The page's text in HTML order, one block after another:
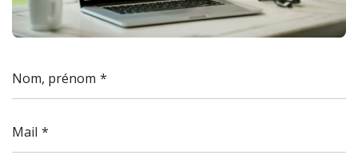
Nom, prénom
Mail